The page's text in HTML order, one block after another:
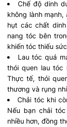
Chế độ dinh
không lành
hụt các chất
nang tóc bên
khiến tóc thiếu
Lau tóc quá
thói quen lau tóc
Thực tế, thói
thương và rụng
Chải tóc khi
Nếu bạn chải
nhiều hơn, đồng